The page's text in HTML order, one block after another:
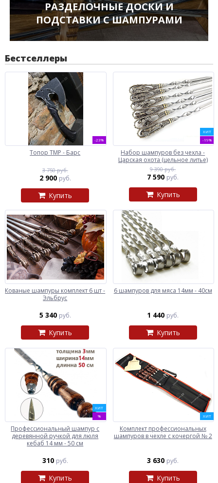
РАЗДЕЛОЧНЫЕ ДОСКИ И
ПОДСТАВКИ С ШАМПУРАМИ
Бестселлеры
-23%
Топор ТМР - Барс
3 750 руб.
2 900 руб.
Купить
ХИТ
-19%
Набор шампуров без чехла -
Царская охота (цельное литье)
9 390 руб.
7 590 руб.
Купить
Кованые шампуры комплект 6 шт -
Эльбрус
5 340 руб.
Купить
6 шампуров для мяса 14мм - 40см
1 440 руб.
Купить
ХИТ
%
Профессиональный шампур с
деревянной ручкой для люля
кебаб 14 мм - 50 см
310 руб.
Купить
ХИТ
Комплект профессиональных
шампуров в чехле с кочергой № 2
3 630 руб.
Купить